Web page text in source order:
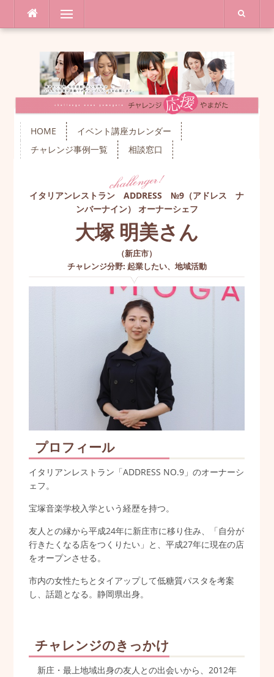
テ
メニュー
HOME
イベント講座カレンダー
チャレンジ事例一覧
相談窓口
イタリアンレストラン ADDRESS №9（アドレス ナ
ンバーナイン） オーナーシェフ
大塚 明美さん
（新庄市）
チャレンジ分野: 起業したい、 地域活動
プロフィール
イタリアンレストラン「ADDRESS NO.9」のオーナーシ
ェフ。
宝塚音楽学校入学という経歴を持つ。
友人との縁から平成24年に新庄市に移り住み、「自分が
行きたくなる店をつくりたい」と、平成27年に現在の店
をオープンさせる。
市内の女性たちとタイアップして低糖質パスタを考案
し、話題となる。静岡県出身。
チャレンジのきっかけ
新庄・最上地域出身の友人との出会いから、2012年